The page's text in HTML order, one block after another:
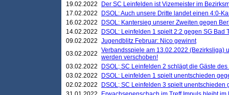
19.02.2022
Der SC Leinfelden ist Vizemeister im
17.02.2022
DSOL: Auch unsere Dritte landet einen 4:0-
16.02.2022
DSOL: Kantersieg unserer Zweiten gegen
14.02.2022
DSOL: Leinfelden 1 spielt 2:2 gegen SG Bad
09.02.2022 Jugendblitz Februar: Nico gewinnt
03.02.2022 Verbandsspiele am 13.02.2022 (Bezirksliga)
werden verschoben!
03.02.2022
DSOL; SC Leinfelden 2 schlägt die Gäste
03.02.2022
DSOL: Leinfelden 1 spielt unentschieden
02.02.2022
DSOL; SC Leinfelden 3 spielt unentschieden